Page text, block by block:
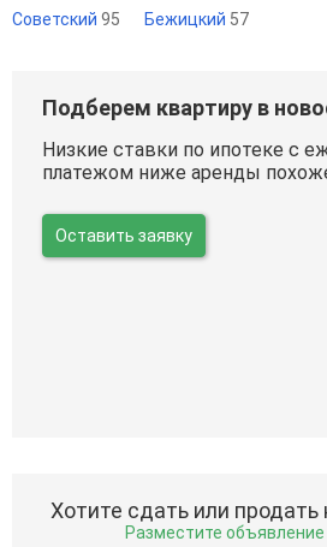
Советский 95 Бежицкий 57
Подберем квартиру в
Низкие ставки по ипотеке с
платежом ниже аренды
Оставить заявку
Хотите сдать или
Разместите